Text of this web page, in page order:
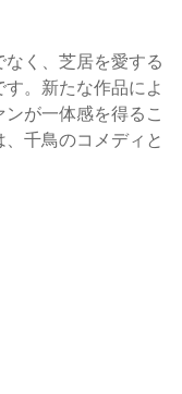
く、芝居を愛する
。新たな作品によ
が一体感を得るこ
千鳥のコメディと